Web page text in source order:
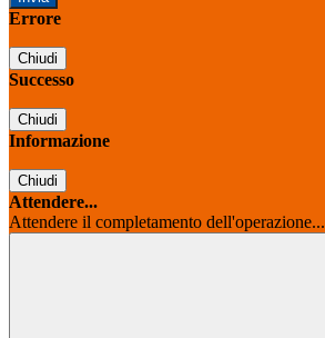
Errore
Chiudi
Successo
Chiudi
Informazione
Chiudi
Attendere...
Attendere il completamento dell'operazione...